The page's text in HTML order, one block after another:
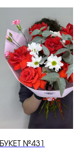
БУКЕТ №431